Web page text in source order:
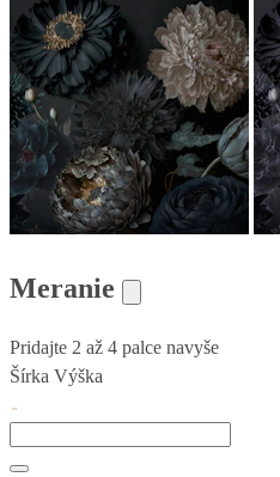
Meranie
Pridajte 2 až 4 palce navyše
Šírka Výška